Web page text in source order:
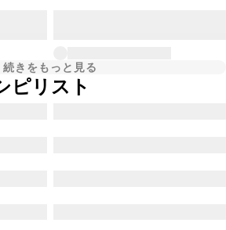
続きをもっと見る
ピリスト